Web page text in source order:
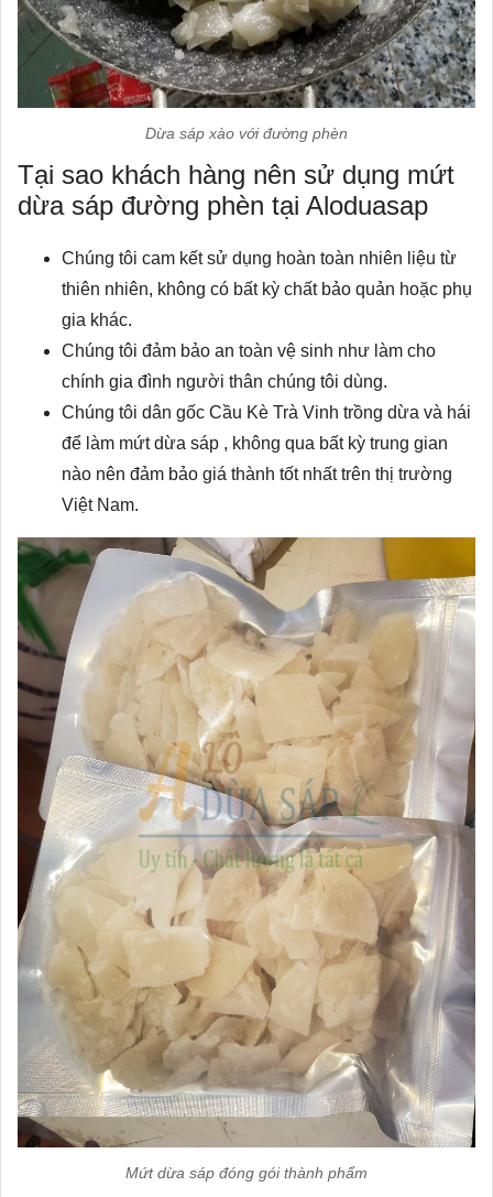
Dừa sáp xào với đường phèn
Tại sao khách hàng nên sử dụng mứt
dừa sáp đường phèn tại Aloduasap
Chúng tôi cam kết sử dụng hoàn toàn nhiên liệu từ
thiên nhiên, không có bất kỳ chất bảo quản hoặc phụ
gia khác.
Chúng tôi đảm bảo an toàn vệ sinh như làm cho
chính gia đình người thân chúng tôi dùng.
Chúng tôi dân gốc Cầu Kè Trà Vinh trồng dừa và hái
để làm mứt dừa sáp , không qua bất kỳ trung gian
nào nên đảm bảo giá thành tốt nhất trên thị trường
Việt Nam.
Mứt dừa sáp đóng gói thành phẩm